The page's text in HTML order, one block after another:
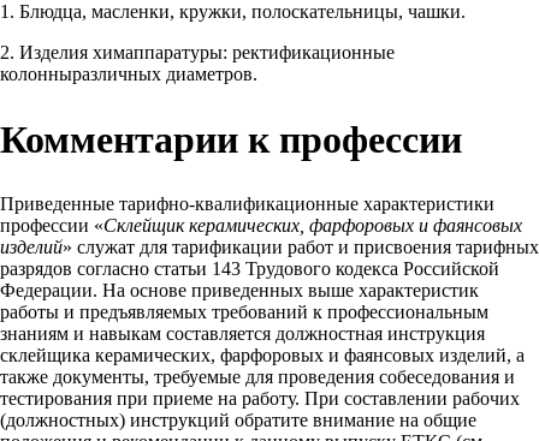
1. Блюдца, масленки, кружки, полоскательницы, чашки.
2. Изделия химаппаратуры: ректификационные
колонныразличных диаметров.
Комментарии к профессии
Приведенные тарифно-квалификационные характеристики
профессии «Склейщик керамических, фарфоровых и фаянсовых
изделий» служат для тарификации работ и присвоения тарифных
разрядов согласно статьи 143 Трудового кодекса Российской
Федерации. На основе приведенных выше характеристик
работы и предъявляемых требований к профессиональным
знаниям и навыкам составляется должностная инструкция
склейщика керамических, фарфоровых и фаянсовых изделий, а
также документы, требуемые для проведения собеседования и
тестирования при приеме на работу. При составлении рабочих
(должностных) инструкций обратите внимание на общие